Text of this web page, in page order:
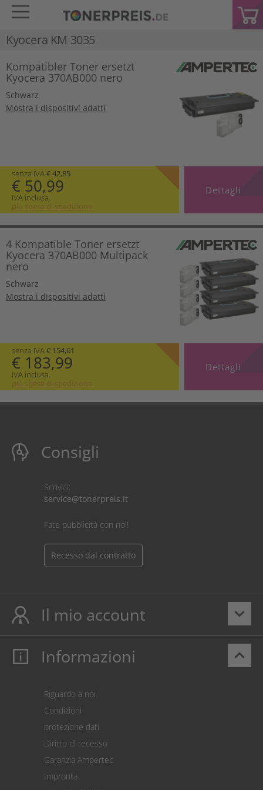
Kyocera KM 3035
Kompatibler Toner ersetzt
Kyocera 370AB000 nero
Schwarz
Mostra i dispositivi adatti
senza IVA€ 42,85
€ 50,99
IVA inclusa.
più spese di spedizione
Dettagli
4 Kompatible Toner ersetzt
Kyocera 370AB000 Multipack
nero
Schwarz
Mostra i dispositivi adatti
senza IVA€ 154,61
€ 183,99
IVA inclusa.
più spese di spedizione
Dettagli
Consigli
Scrivici:
service@tonerpreis.it
Fate pubblicità con noi!
Recesso dal contratto
keyboard_arrow_down
Il mio account
Il mio account
Pagamento
Restituzione della merce
Calcolatore dei costi
Impostazioni dei cookie
keyboard_arrow_up
Informazioni
Riguardo a noi
Condizioni
protezione dati
Diritto di recesso
Garanzia Ampertec
Impronta